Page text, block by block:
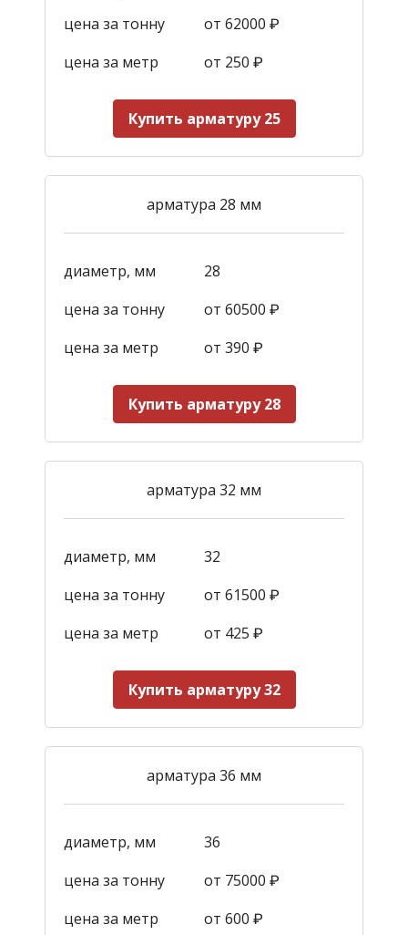
цена за тонну
от 62000 ₽
цена за метр
от 250 ₽
Купить арматуру 25
арматура 28 мм
диаметр, мм
28
цена за тонну
от 60500 ₽
цена за метр
от 390 ₽
Купить арматуру 28
арматура 32 мм
диаметр, мм
32
цена за тонну
от 61500 ₽
цена за метр
от 425 ₽
Купить арматуру 32
арматура 36 мм
диаметр, мм
36
цена за тонну
от 75000 ₽
цена за метр
от 600 ₽